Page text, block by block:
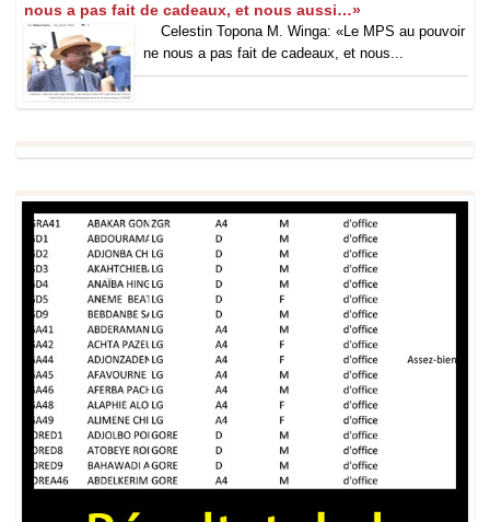
nous a pas fait de cadeaux, et nous aussi…»
‎Celestin Topona M. Winga: «Le MPS au pouvoir
ne nous a pas fait de cadeaux, et nous...